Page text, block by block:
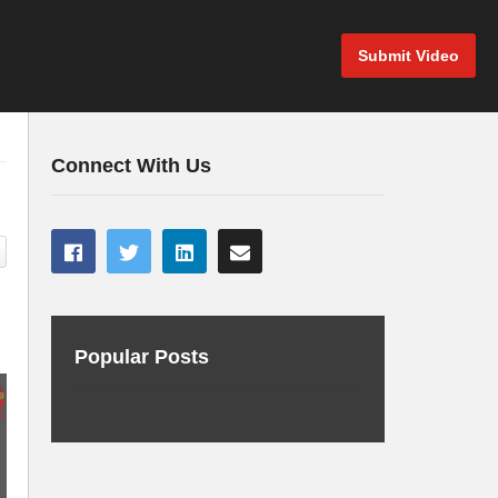
Submit Video
Connect With Us
Popular Posts